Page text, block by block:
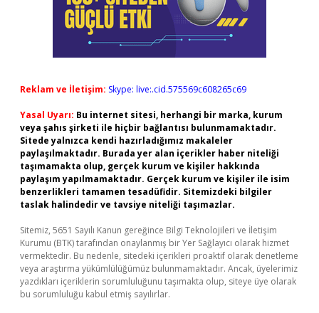
Reklam ve İletişim: Skype: live:.cid.575569c608265c69
Yasal Uyarı: Bu internet sitesi, herhangi bir marka, kurum
veya şahıs şirketi ile hiçbir bağlantısı bulunmamaktadır.
Sitede yalnızca kendi hazırladığımız makaleler
paylaşılmaktadır. Burada yer alan içerikler haber niteliği
taşımamakta olup, gerçek kurum ve kişiler hakkında
paylaşım yapılmamaktadır. Gerçek kurum ve kişiler ile isim
benzerlikleri tamamen tesadüfidir. Sitemizdeki bilgiler
taslak halindedir ve tavsiye niteliği taşımazlar.
Sitemiz, 5651 Sayılı Kanun gereğince Bilgi Teknolojileri ve İletişim
Kurumu (BTK) tarafından onaylanmış bir Yer Sağlayıcı olarak hizmet
vermektedir. Bu nedenle, sitedeki içerikleri proaktif olarak denetleme
veya araştırma yükümlülüğümüz bulunmamaktadır. Ancak, üyelerimiz
yazdıkları içeriklerin sorumluluğunu taşımakta olup, siteye üye olarak
bu sorumluluğu kabul etmiş sayılırlar.